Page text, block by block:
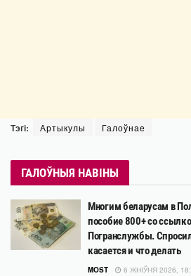
Тэгі: Артыкулы Галоўнае
ГАЛОЎНЫЯ НАВІНЫ
Многим беларусам в
пособие 800+ со
Погранслужбы.
касается и что делать
MOST 6 ЖНІЎНЯ 2026,